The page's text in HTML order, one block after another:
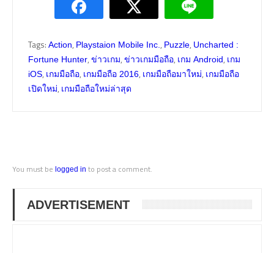
Tags: Action, Playstaion Mobile Inc. , Puzzle, Uncharted :
Fortune Hunter, ข่าวเกม, ข่าวเกมมือถือ, เกม Android, เกม
iOS, เกมมือถือ, เกมมือถือ 2016, เกมมือถือมาใหม่, เกมมือถือ
เปิดใหม่, เกมมือถือใหม่ล่าสุด
You must be logged in to post a comment.
ADVERTISEMENT